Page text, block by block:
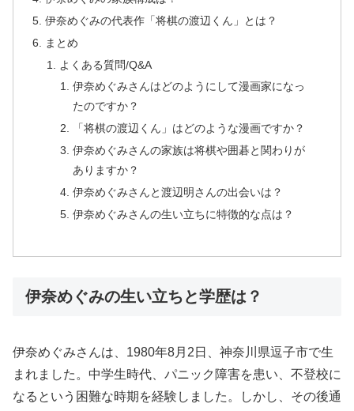
伊奈めぐみの代表作「将棋の渡辺くん」とは？
まとめ
よくある質問/Q&A
伊奈めぐみさんはどのようにして漫画家になっ
たのですか？
「将棋の渡辺くん」はどのような漫画ですか？
伊奈めぐみさんの家族は将棋や囲碁と関わりが
ありますか？
伊奈めぐみさんと渡辺明さんの出会いは？
伊奈めぐみさんの生い立ちに特徴的な点は？
伊奈めぐみの生い立ちと学歴は？
伊奈めぐみさんは、1980年8月2日、神奈川県逗子市で生
まれました。中学生時代、パニック障害を患い、不登校に
なるという困難な時期を経験しました。しかし、その後通